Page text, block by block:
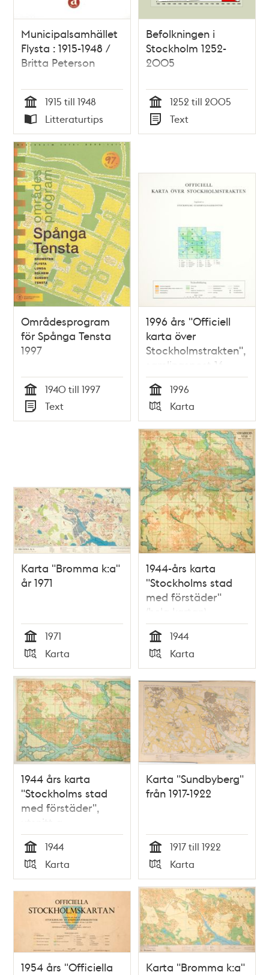
Municipalsamhället
Flysta : 1915-1948 /
Britta Peterson
Tid
1915 till 1948
Typ
Litteraturtips
Befolkningen i
Stockholm 1252-
2005
Tid
1252 till 2005
Typ
Text
Områdesprogram
för Spånga Tensta
1997
Tid
1940 till 1997
Typ
Text
1996 års "Officiell
karta över
Stockholmstrakten",
samlingspost 16
blad
Tid
1996
Typ
Karta
Karta "Bromma k:a"
år 1971
Tid
1971
Typ
Karta
1944-års karta
"Stockholms stad
med förstäder"
(hela kartan)
Tid
1944
Typ
Karta
1944 års karta
"Stockholms stad
med förstäder",
utsnitt a
Tid
1944
Typ
Karta
Karta "Sundbyberg"
från 1917-1922
Tid
1917 till 1922
Typ
Karta
1954 års "Officiella
Karta "Bromma k:a"